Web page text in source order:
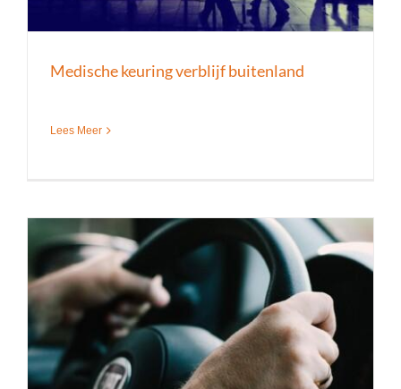
Medische keuring verblijf buitenland
Lees Meer